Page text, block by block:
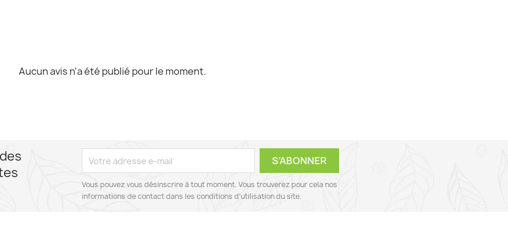
Aucun avis n'a été publié pour le moment.
Vous pouvez vous désinscrire à tout moment. Vous trouverez pour cela nos
informations de contact dans les conditions d'utilisation du site.